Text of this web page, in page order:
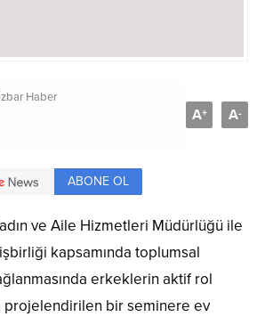
Haber
A+ A-
ABONE OL
ve Aile Hizmetleri Müdürlüğü ile
kapsamında toplumsal
erkeklerin aktif rol
projelendirilen bir seminere ev